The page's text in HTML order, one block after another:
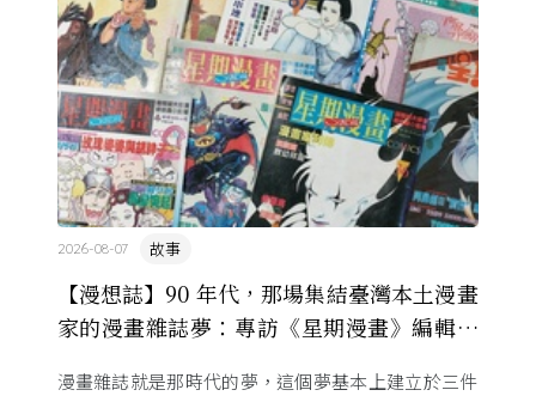
【漫想誌】90 年代，那場集結臺灣本土漫畫
家的漫畫雜誌夢：專訪《星期漫畫》編輯黃
故事
2026-08-07
漫畫雜誌就是那時代的夢，這個夢基本上建立於三件